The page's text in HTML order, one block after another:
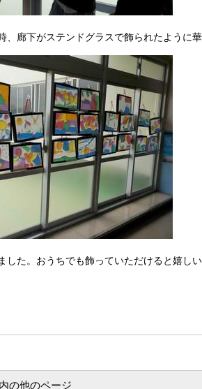
、廊下がステンドグラスで飾られたように華
した。おうちでも飾っていただけると嬉しい
の他のページ